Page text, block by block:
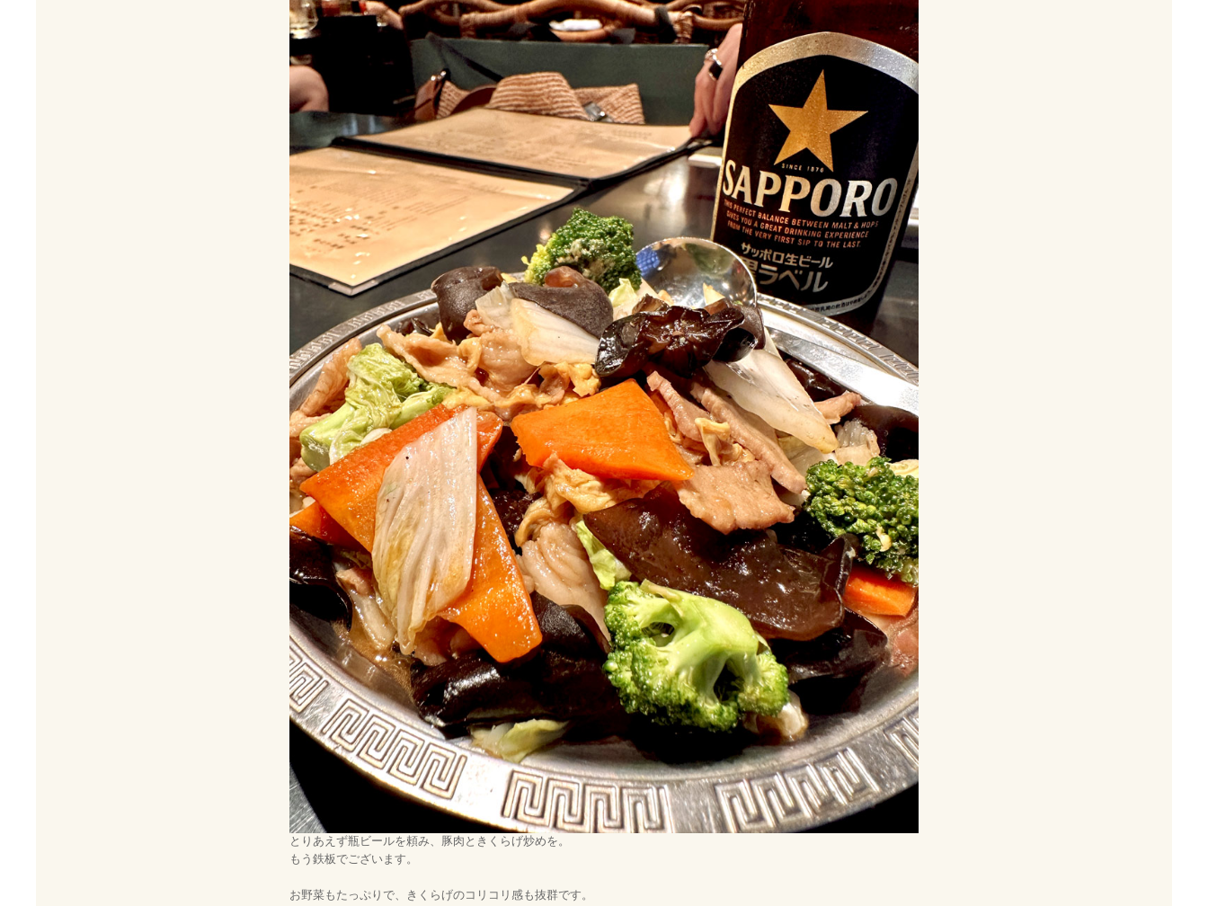
とりあえず瓶ビールを頼み、豚肉ときくらげ炒めを。
もう鉄板でございます。
お野菜もたっぷりで、きくらげのコリコリ感も抜群です。